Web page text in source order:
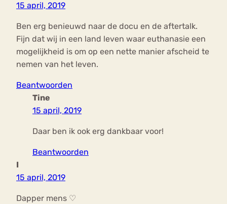
15 april, 2019
Ben erg benieuwd naar de docu en de aftertalk.
Fijn dat wij in een land leven waar euthanasie een
mogelijkheid is om op een nette manier afscheid te
nemen van het leven.
Beantwoorden
Tine
15 april, 2019
Daar ben ik ook erg dankbaar voor!
Beantwoorden
I
15 april, 2019
Dapper mens ♡